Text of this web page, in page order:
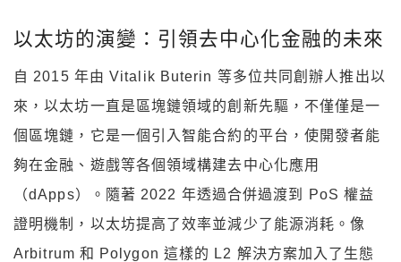
以太坊的演變：引領去中心化金融的未來
自 2015 年由 Vitalik Buterin 等多位共同創辦人推出以
來，以太坊一直是區塊鏈領域的創新先驅，不僅僅是一
個區塊鏈，它是一個引入智能合約的平台，使開發者能
夠在金融、遊戲等各個領域構建去中心化應用
（dApps）。隨著 2022 年透過合併過渡到 PoS 權益
證明機制，以太坊提高了效率並減少了能源消耗。像
Arbitrum 和 Polygon 這樣的 L2 解決方案加入了生態